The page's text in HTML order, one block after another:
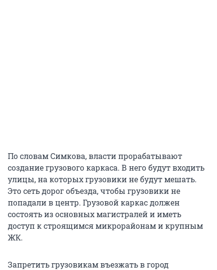
По словам Симкова, власти прорабатывают
создание грузового каркаса. В него будут входить
улицы, на которых грузовики не будут мешать.
Это сеть дорог объезда, чтобы грузовики не
попадали в центр. Грузовой каркас должен
состоять из основных магистралей и иметь
доступ к строящимся микрорайонам и крупным
ЖК.
Запретить грузовикам въезжать в город